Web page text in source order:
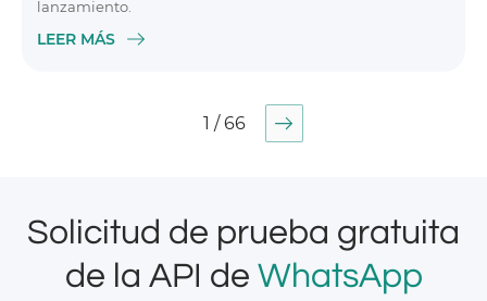
lanzamiento.
LEER MÁS
1 / 66
Solicitud de prueba gratuita
de la API de WhatsApp